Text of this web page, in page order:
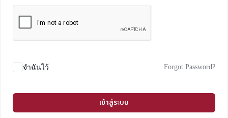
จำฉันไว้ Forgot Password?
เข้าสู่ระบบ